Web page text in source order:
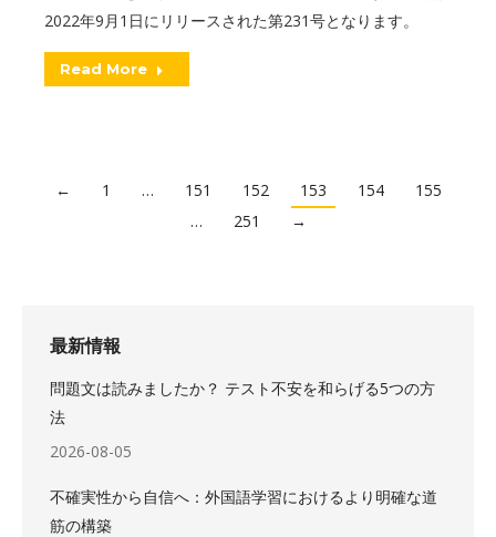
2022年9月1日にリリースされた第231号となります。
Read More
← 1 … 151 152 153 154
155
…
251 →
最新情報
問題文は読みましたか？ テスト不安を和らげる5つの方
法
2026-08-05
不確実性から自信へ：外国語学習におけるより明確な道
筋の構築